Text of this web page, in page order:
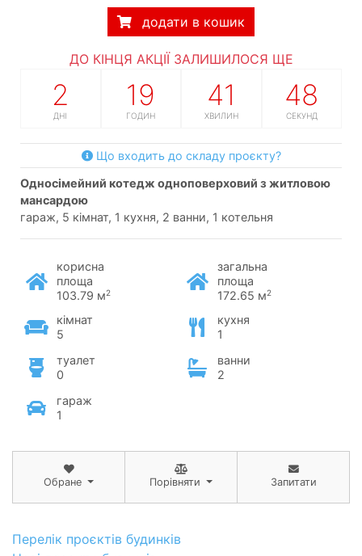
додати в кошик
ДО КІНЦЯ АКЦІЇ ЗАЛИШИЛОСЯ ЩЕ
2
ДНІ
19
ГОДИН
41
ХВИЛИН
47
СЕКУНД
Що входить до складу проєкту?
односімейний котедж одноповерховий з житловою
мансардою
гараж, 5 кімнат, 1 кухня, 2 ванни, 1 котельня
корисна
площа
103.79 м2
загальна
площа
172.65 м2
кімнат
5
кухня
1
туалет
0
ванни
2
гараж
1
Обране Порівняти Запитати
Перелік проєктів будинків